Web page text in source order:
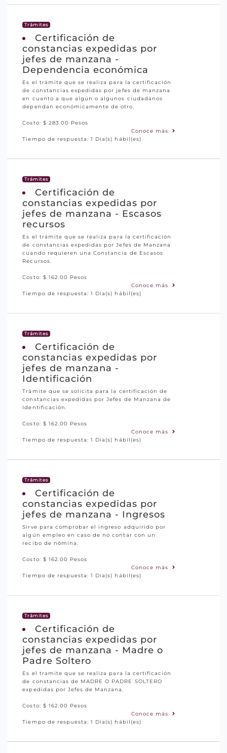
Trámites
Certificación de
constancias expedidas por
jefes de manzana -
Dependencia económica
Es el trámite que se realiza para la certificación
de constancias expedidas por jefes de manzana
en cuanto a que algún o algunos ciudadanos
dependan económicamente de otro.
Costo: $ 283.00 Pesos
Conoce más
Tiempo de respuesta: 1 Día(s) hábil(es)
Trámites
Certificación de
constancias expedidas por
jefes de manzana - Escasos
recursos
Es el trámite que se realiza para la certificación
de constancias expedidas por Jefes de Manzana
cuando requieren una Constancia de Escasos
Recursos.
Costo: $ 162.00 Pesos
Conoce más
Tiempo de respuesta: 1 Día(s) hábil(es)
Trámites
Certificación de
constancias expedidas por
jefes de manzana -
Identificación
Trámite que se solicita para la certificación de
constancias expedidas por Jefes de Manzana de
Identificación.
Costo: $ 162.00 Pesos
Conoce más
Tiempo de respuesta: 1 Día(s) hábil(es)
Trámites
Certificación de
constancias expedidas por
jefes de manzana - Ingresos
Sirve para comprobar el ingreso adquirido por
algún empleo en caso de no contar con un
recibo de nómina.
Costo: $ 162.00 Pesos
Conoce más
Tiempo de respuesta: 1 Día(s) hábil(es)
Trámites
Certificación de
constancias expedidas por
jefes de manzana - Madre o
Padre Soltero
Es el tramite que se realiza para la certificación
de constancias de MADRE O PADRE SOLTERO
expedidas por Jefes de Manzana.
Costo: $ 162.00 Pesos
Conoce más
Tiempo de respuesta: 1 Día(s) hábil(es)